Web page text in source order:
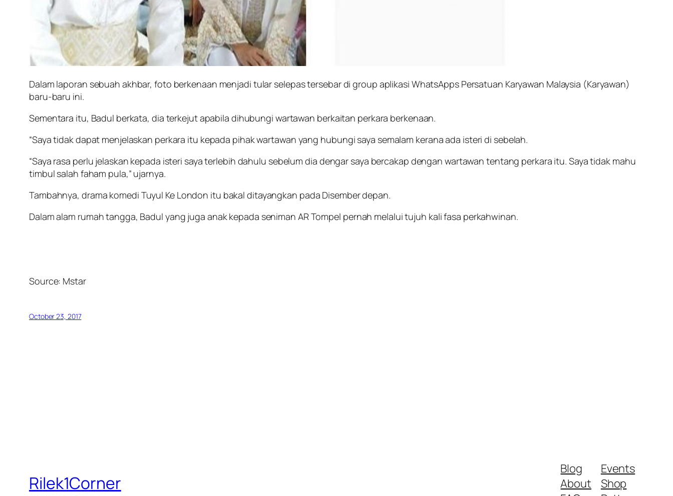
Dalam laporan sebuah akhbar, foto berkenaan menjadi tular selepas tersebar di group aplikasi WhatsApps Persatuan Karyawan Malaysia (Karyawan)
baru-baru ini.
Sementara itu, Badul berkata, dia terkejut apabila dihubungi wartawan berkaitan perkara berkenaan.
“Saya tidak dapat menjelaskan perkara itu kepada pihak wartawan yang hubungi saya semalam kerana ada isteri di sebelah.
“Saya rasa perlu jelaskan kepada isteri saya terlebih dahulu sebelum dia dengar saya bercakap dengan wartawan tentang perkara itu. Saya tidak mahu
timbul salah faham pula,” ujarnya.
Tambahnya, drama komedi Tuyul Ke London itu bakal ditayangkan pada Disember depan.
Dalam alam rumah tangga, Badul yang juga anak kepada seniman AR Tompel pernah melalui tujuh kali fasa perkahwinan.
Source: Mstar
October 23, 2017
Rilek1Corner
Blog
About
Events
Shop